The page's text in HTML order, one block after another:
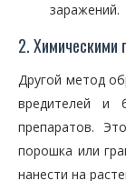
заражений.
2. Химическими
Другой метод
вредителей и
препаратов.
порошка или
нанести на